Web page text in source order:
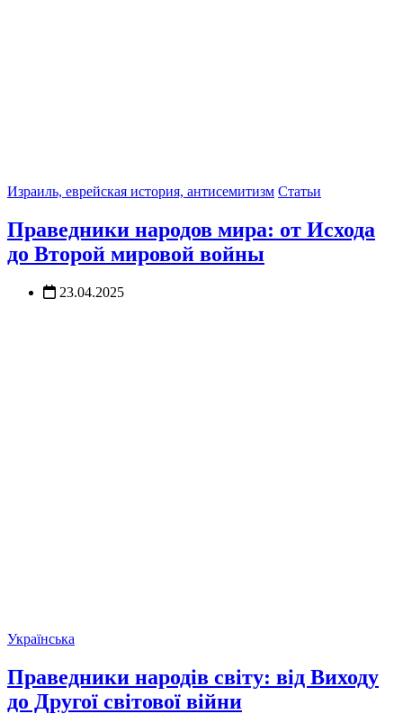
Израиль, еврейская история, антисемитизм Статьи
Праведники народов мира: от Исхода
до Второй мировой войны
23.04.2025
Українська
Праведники народів світу: від Виходу
до Другої світової війни